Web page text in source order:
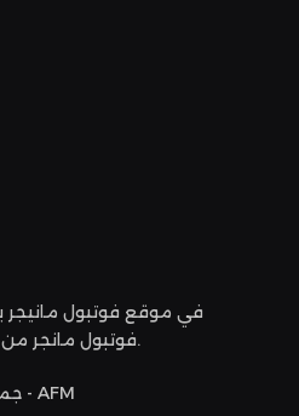
في موقع فوتبول مانيجر
فوتبول مانجر من نصائح كروية وتكتيكات عصرية.
جميع الحقوق محفوظة © 2024 - AFM